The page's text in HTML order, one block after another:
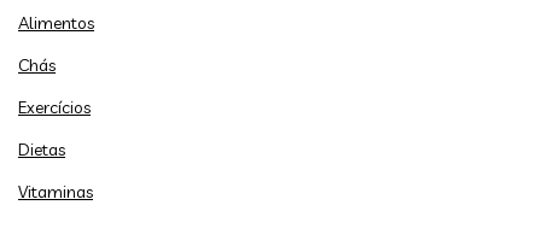
Alimentos
Chás
Exercícios
Dietas
Vitaminas